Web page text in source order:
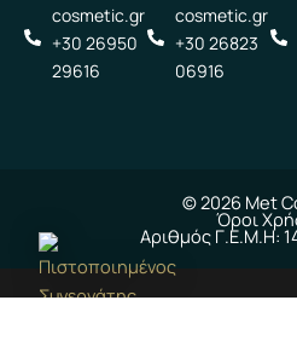
cosmetic.gr
+30 26950
29616
cosmetic.gr
+30 26823
06916
© 2026 Met
Όροι
Αριθμός Γ.Ε.Μ.Η: